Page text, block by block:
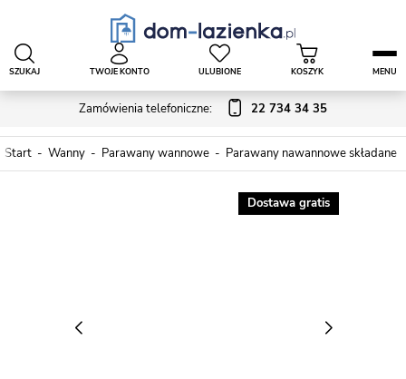
Zamówienia telefoniczne: 22 734 34 35
SZUKAJ TWOJE KONTO ULUBIONE KOSZYK MENU
Start Wanny Parawany wannowe Parawany nawannowe składane
Dostawa gratis